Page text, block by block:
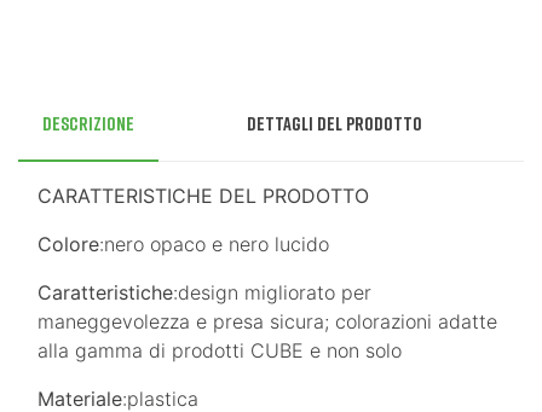
Descrizione Dettagli del prodotto
CARATTERISTICHE DEL PRODOTTO
Colore:nero opaco e nero lucido
Caratteristiche:design migliorato per
maneggevolezza e presa sicura; colorazioni adatte
alla gamma di prodotti CUBE e non solo
Materiale:plastica